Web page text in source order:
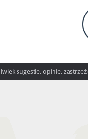
sugestie, opinie,